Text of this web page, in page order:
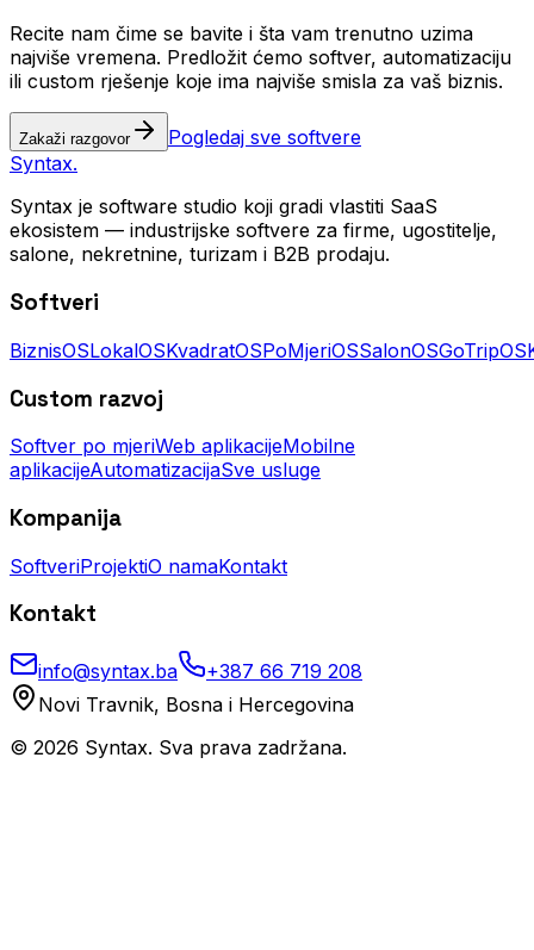
Recite nam čime se bavite i šta vam trenutno uzima
najviše vremena. Predložit ćemo softver, automatizaciju
ili custom rješenje koje ima najviše smisla za vaš biznis.
Zakaži razgovor
Pogledaj sve softvere
Syntax.
Syntax je software studio koji gradi vlastiti SaaS
ekosistem — industrijske softvere za firme, ugostitelje,
salone, nekretnine, turizam i B2B prodaju.
Softveri
BiznisOSLokalOSKvadratOSPoMjeriOSSalonOSGoTripOS
Custom razvoj
Softver po mjeriWeb aplikacijeMobilne
aplikacijeAutomatizacijaSve usluge
Kompanija
SoftveriProjektiO namaKontakt
Kontakt
info@syntax.ba
+387 66 719 208
Novi Travnik, Bosna i Hercegovina
© 2026 Syntax. Sva prava zadržana.